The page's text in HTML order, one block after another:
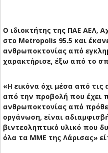
Ο ιδιοκτήτης της ΠΑΕ ΑΕΛ,
στο Metropolis 95.5 και
ανθρωποκτονίας από
χαρακτήρισε, έξω από το
«Η εικόνα όχι μέσα από
από την προβολή που έχει
ανθρωποκτονίας από
οργάνωση, είναι
βιντεοληπτικό υλικό που
όλα τα ΜΜΕ της Λάρισας»